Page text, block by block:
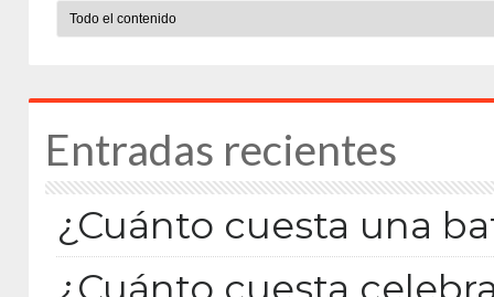
Entradas recientes
¿Cuánto cuesta una
¿Cuánto cuesta